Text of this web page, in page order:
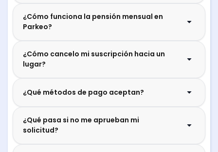
¿Cómo funciona la pensión mensual en
Parkeo?
¿Cómo cancelo mi suscripción hacia un
lugar?
¿Qué métodos de pago aceptan?
¿Qué pasa si no me aprueban mi
solicitud?